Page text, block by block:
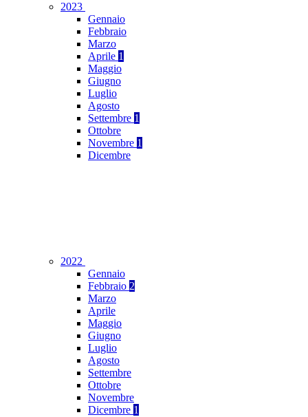
2023
Gennaio
Febbraio
Marzo
Aprile 1
Maggio
Giugno
Luglio
Agosto
Settembre 1
Ottobre
Novembre 1
Dicembre
2022
Gennaio
Febbraio 2
Marzo
Aprile
Maggio
Giugno
Luglio
Agosto
Settembre
Ottobre
Novembre
Dicembre 1